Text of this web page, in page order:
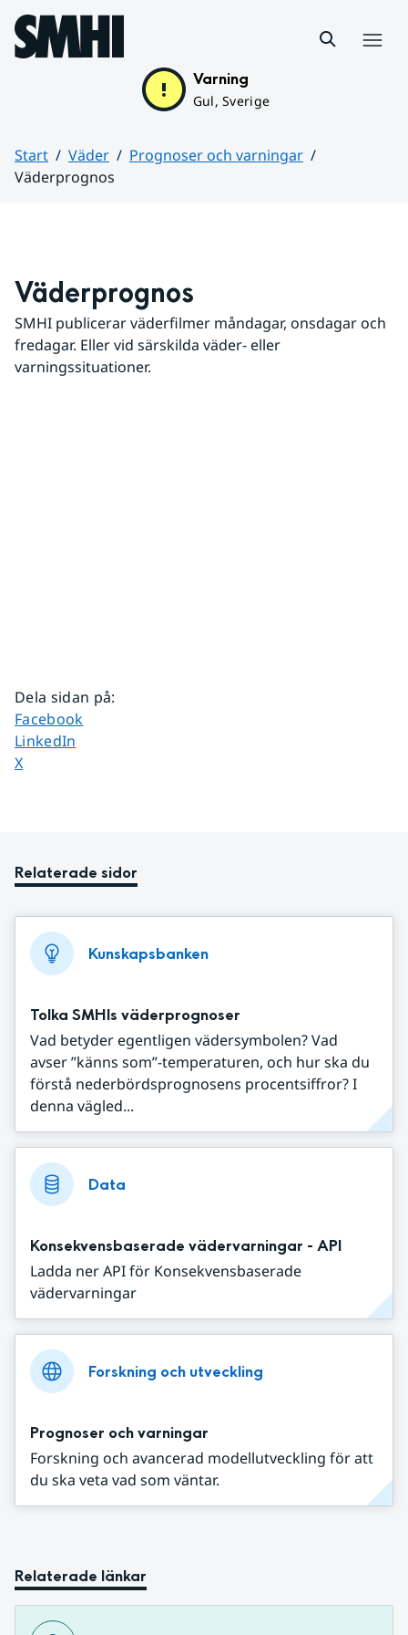
Hoppa till sidans innehåll
Varning
Gul, Sverige
Start Väder
Prognoser och varningar
Väderprognos
Väderprognos
SMHI publicerar väderfilmer måndagar, onsdagar och
fredagar. Eller vid särskilda väder- eller
varningssituationer.
Dela sidan på:
Dela sidan på
Facebook
Dela sidan på
LinkedIn
Dela sidan på
X
Relaterade sidor
Kunskapsbanken
Tolka SMHIs väderprognoser
Vad betyder egentligen vädersymbolen? Vad
avser ”känns som”-temperaturen, och hur ska du
förstå nederbördsprognosens procentsiffror? I
denna vägled...
Data
Konsekvensbaserade vädervarningar - API
Ladda ner API för Konsekvensbaserade
vädervarningar
Forskning och utveckling
Prognoser och varningar
Forskning och avancerad modellutveckling för att
du ska veta vad som väntar.
Relaterade länkar